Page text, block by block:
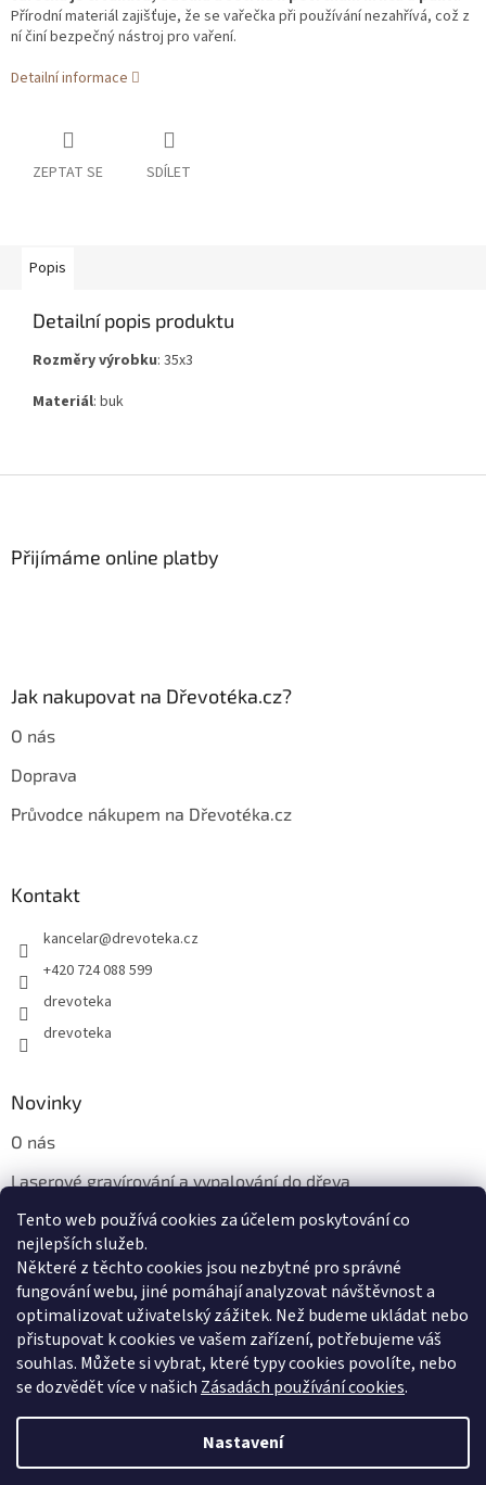
Tento web používá cookies za účelem poskytování co
nejlepších služeb.
Některé z těchto cookies jsou nezbytné pro správné
fungování webu, jiné pomáhají analyzovat návštěvnost a
optimalizovat uživatelský zážitek. Než budeme ukládat nebo
přistupovat k cookies ve vašem zařízení, potřebujeme váš
souhlas. Můžete si vybrat, které typy cookies povolíte, nebo
se dozvědět více v našich Zásadách používání cookies.
Nastavení
Přírodní materiál zajišťuje, že se vařečka při používání nezahřívá, což z
ní činí bezpečný nástroj pro vaření.
Detailní informace
ZEPTAT SE SDÍLET
Popis
Detailní popis produktu
Rozměry výrobku: 35x3
Materiál: buk
Přijímáme online platby
Jak nakupovat na Dřevotéka.cz?
O nás
Doprava
Průvodce nákupem na Dřevotéka.cz
Kontakt
kancelar@drevoteka.cz
+420 724 088 599
drevoteka
drevoteka
Novinky
O nás
Laserové gravírování a vypalování do dřeva
Proč jíst z přírodních dřevěných talířů: Ekologická a Stylová
Volba